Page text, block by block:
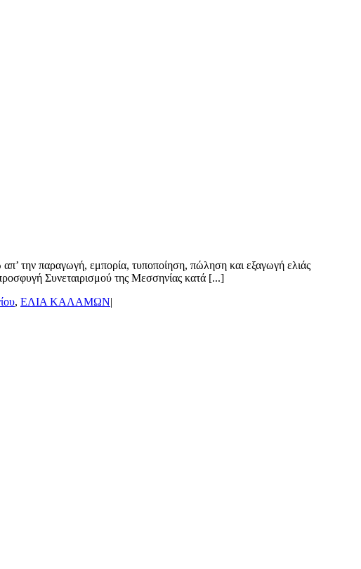
την παραγωγή, εμπορία, τυποποίηση, πώληση και εξαγωγή ελιάς
Συνεταιρισμού της Μεσσηνίας κατά [...]
, ΕΛΙΑ ΚΑΛΑΜΩΝ|